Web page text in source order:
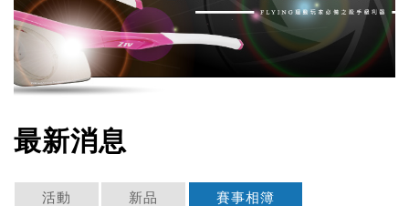
最新消息
活動 新品 賽事相簿